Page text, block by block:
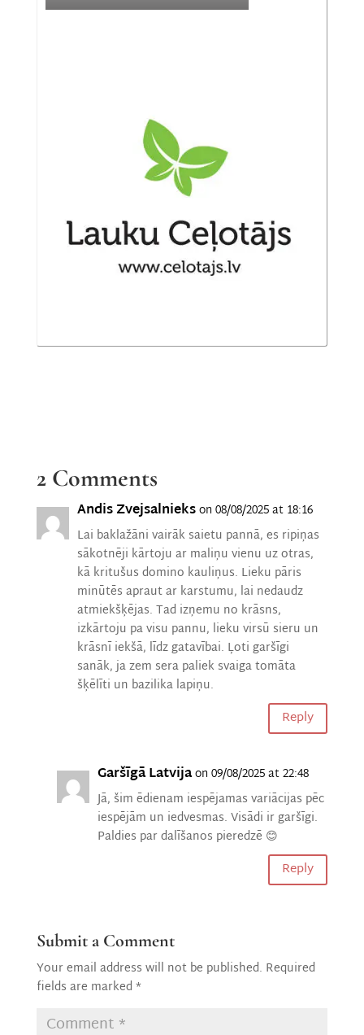
2 Comments
Andis Zvejsalniekson 08/08/2025 at 18:16
Lai baklažāni vairāk saietu pannā, es ripiņas
sākotnēji kārtoju ar maliņu vienu uz otras,
kā kritušus domino kauliņus. Lieku pāris
minūtēs apraut ar karstumu, lai nedaudz
atmiekšķējas. Tad izņemu no krāsns,
izkārtoju pa visu pannu, lieku virsū sieru un
krāsnī iekšā, līdz gatavībai. Ļoti garšīgi
sanāk, ja zem sera paliek svaiga tomāta
šķēlīti un bazilika lapiņu.
Reply
Garšīgā Latvijaon 09/08/2025 at 22:48
Jā, šim ēdienam iespējamas variācijas pēc
iespējām un iedvesmas. Visādi ir garšīgi.
Paldies par dalīšanos pieredzē 😊
Reply
Submit a Comment
Your email address will not be published. Required
fields are marked *